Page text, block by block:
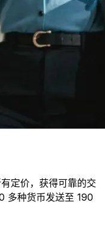
定价，获得可靠的交
多种货币发送至 190